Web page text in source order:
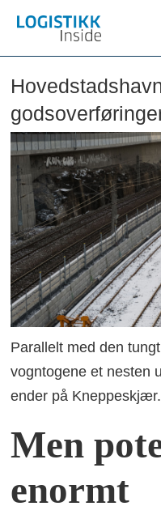
Parallelt med den
vogntogene et nesten
ender på Kneppeskjær.
Men
enormt